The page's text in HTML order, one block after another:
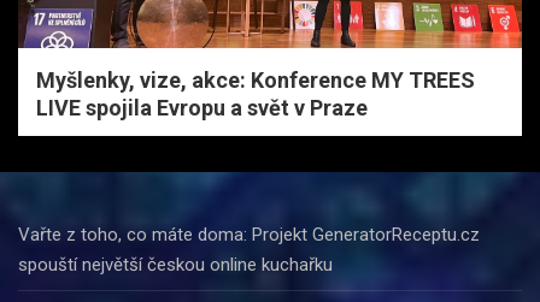
Myšlenky, vize, akce: Konference MY TREES
LIVE spojila Evropu a svět v Praze
Vařte z toho, co máte doma: Projekt GeneratorReceptu.cz
spouští největší českou online kuchařku